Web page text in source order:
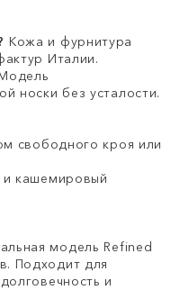
Кожа и фурнитура
Италии.
носки без усталости.
свободного кроя или
кашемировый
модель Refined
Подходит для
и